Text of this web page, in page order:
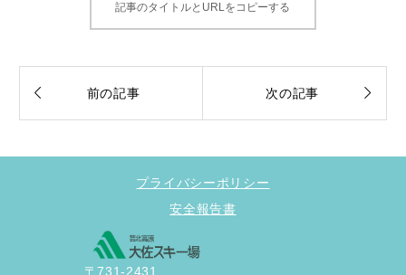
記事のタイトルとURLをコピーする
 前の記事 次の記事 
プライバシーポリシー
安全報告書
〒731-2431